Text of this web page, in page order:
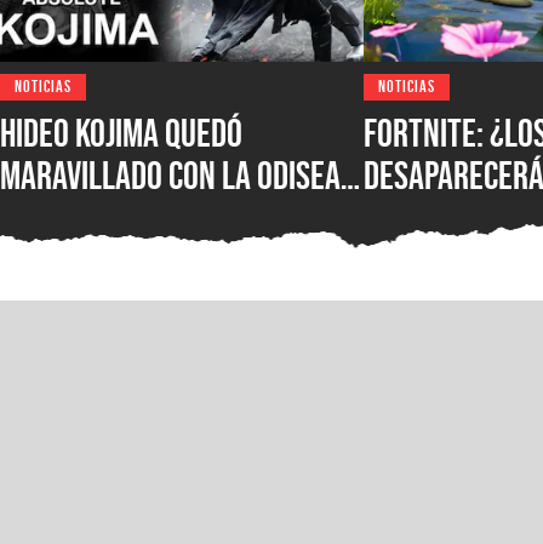
NOTICIAS
Hideo Kojima quedó
maravillado con La Odisea
NOTICIAS
Fortnite:
temporada?
confirmó su
más